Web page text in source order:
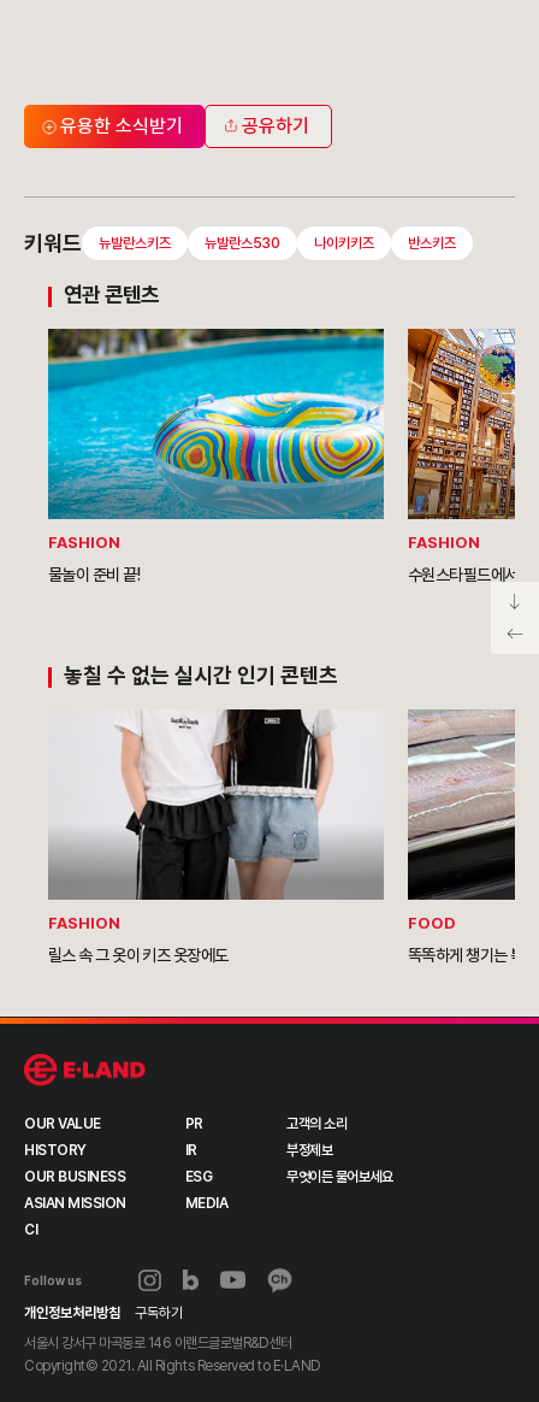
유용한 소식받기 공유하기
키워드 뉴발란스키즈 뉴발란스530 나이키키즈 반스키즈
연관 콘텐츠
FASHION
물놀이 준비 끝!
FASHION
수원스타필드에서
놓칠 수 없는 실시간 인기 콘텐츠
FASHION
릴스 속 그 옷이 키즈 옷장에도
FOOD
똑똑하게 챙기는 복
OUR VALUE
HISTORY
OUR BUSINESS
ASIAN MISSION
CI
PR
IR
ESG
MEDIA
고객의 소리
부정제보
무엇이든 물어보세요
Follow us
개인정보처리방침
구독하기
서울시 강서구 마곡동로 146 이랜드글로벌R&D센터
Copyright© 2021. All Rights Reserved to E·LAND